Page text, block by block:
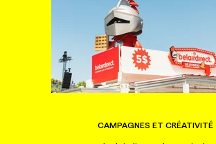
CAMPAGNES ET CRÉATIVITÉ